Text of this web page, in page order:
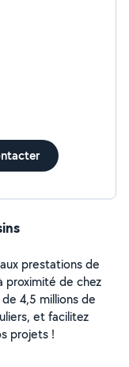
prestations de
proximité de chez
4,5 millions de
et facilitez
projets !